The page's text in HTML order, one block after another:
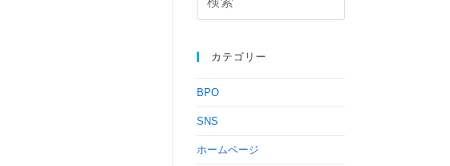
カテゴリー
BPO
SNS
ホームページ